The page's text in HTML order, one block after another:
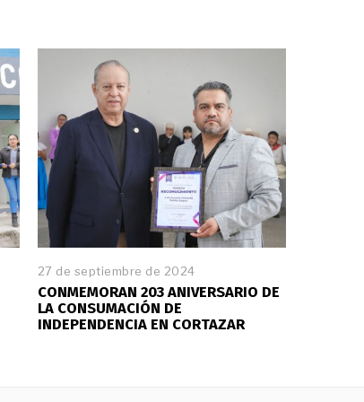
27 de septiembre de 2024
CONMEMORAN 203 ANIVERSARIO DE
LA CONSUMACIÓN DE
INDEPENDENCIA EN CORTAZAR